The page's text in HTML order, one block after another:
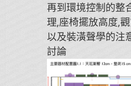
再到環境控制的整
理,座椅擺放高度,
以及裝潢聲學的注
討論